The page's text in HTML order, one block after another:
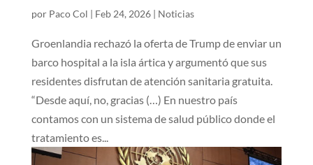
por Paco Col | Feb 24, 2026| Noticias
Groenlandia rechazó la oferta de Trump de enviar un
barco hospital a la isla ártica y argumentó que sus
residentes disfrutan de atención sanitaria gratuita.
“Desde aquí, no, gracias (…) En nuestro país
contamos con un sistema de salud público donde el
tratamiento es...